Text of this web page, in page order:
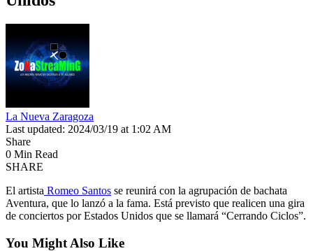
La Nueva Zaragoza
Last updated: 2024/03/19 at 1:02 AM
Share
0 Min Read
SHARE
El artista Romeo Santos se reunirá con la agrupación de bachata
Aventura, que lo lanzó a la fama. Está previsto que realicen una gira
de conciertos por Estados Unidos que se llamará “Cerrando Ciclos”.
You Might Also Like